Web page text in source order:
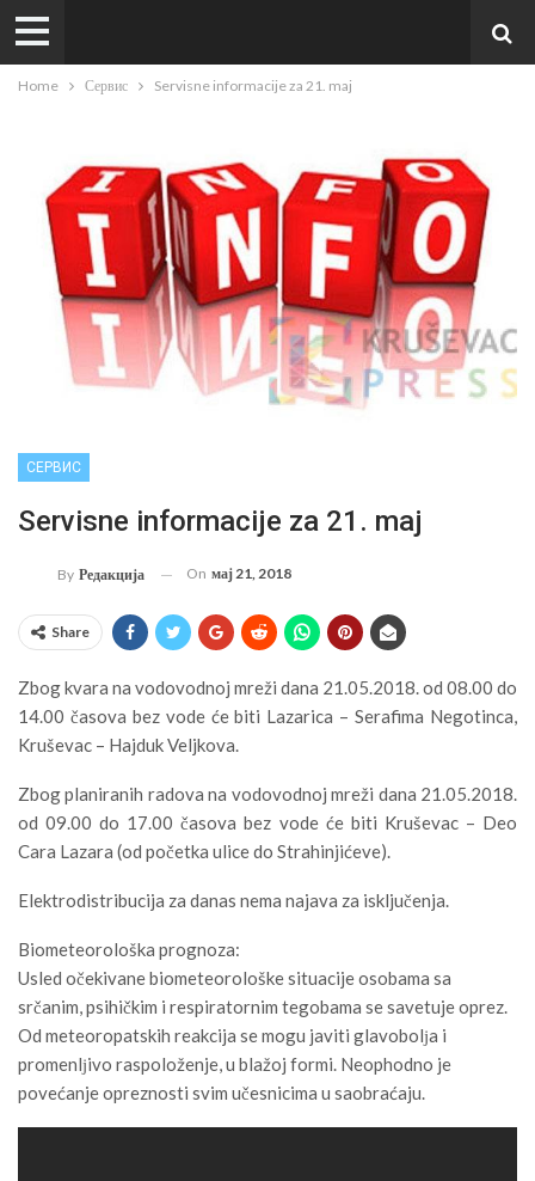
Home Сервис Servisne informacije za 21. maj
СЕРВИС
Servisne informacije za 21. maj
By Редакција On мај 21, 2018
Share
Zbog kvara na vodovodnoj mreži dana 21.05.2018. od 08.00 do
14.00 časova bez vode će biti Lazarica – Serafima Negotinca,
Kruševac – Hajduk Veljkova.
Zbog planiranih radova na vodovodnoj mreži dana 21.05.2018.
od 09.00 do 17.00 časova bez vode će biti Kruševac – Deo
Cara Lazara (od početka ulice do Strahinjićeve).
Elektrodistribucija za danas nema najava za isključenja.
Biometeorološka prognoza:
Usled očekivane biometeorološke situacije osobama sa
srčanim, psihičkim i respiratornim tegobama se savetuje oprez.
Od meteoropatskih reakcija se mogu javiti glavobolјa i
promenlјivo raspoloženje, u blažoj formi. Neophodno je
povećanje opreznosti svim učesnicima u saobraćaju.